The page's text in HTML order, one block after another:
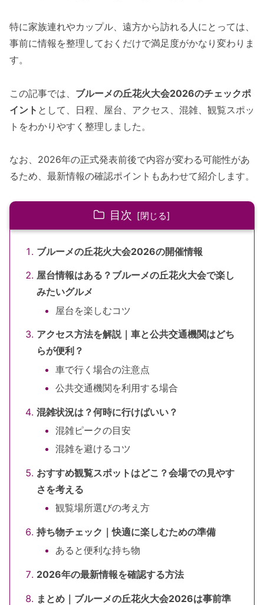
特に家族連れやカップル、遠方から訪れる人にとっては、
事前に情報を整理しておくだけで満足度がかなり変わりま
す。
この記事では、 ブルーメの丘花火大会2026のチェックポ
イント として、日程、屋台、アクセス、混雑、観覧スポッ
トをわかりやすく整理しました。
なお、2026年の正式発表前後で内容が変わる可能性があ
るため、最新情報の確認ポイントもあわせて紹介します。
目次
ブルーメの丘花火大会2026の開催情報
屋台情報はある？ブルーメの丘花火大会で楽し
みたいグルメ
屋台を楽しむコツ
アクセス方法を解説｜車と公共交通機関はどち
らが便利？
車で行く場合の注意点
公共交通機関を利用する場合
混雑状況は？何時に行けばいい？
混雑ピークの目安
混雑を避けるコツ
おすすめ観覧スポットはどこ？会場での見やす
さを考える
観覧場所選びの考え方
持ち物チェック｜快適に楽しむための準備
あると便利な持ち物
2026年の最新情報を確認する方法
まとめ｜ブルーメの丘花火大会2026は事前準